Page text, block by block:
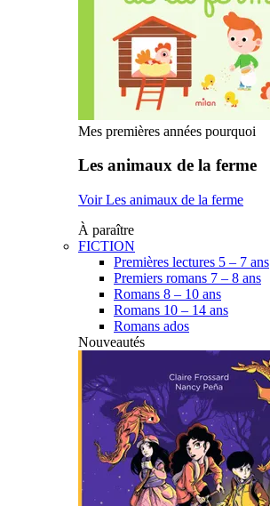
Mes premières années pourquoi
Les animaux de la ferme
Voir Les animaux de la ferme
À paraître
FICTION
Premières lectures 5 – 7 ans
Premiers romans 7 – 8 ans
Romans 8 – 10 ans
Romans 10 – 14 ans
Romans ados
Nouveautés